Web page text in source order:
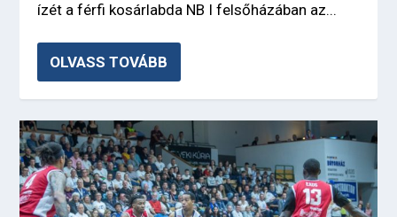
ízét a férfi kosárlabda NB I felsőházában az...
OLVASS TOVÁBB